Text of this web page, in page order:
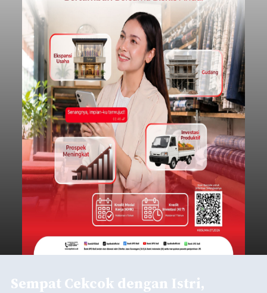
Sempat Cekcok dengan Istri,